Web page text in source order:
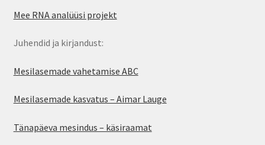
Mee RNA analüüsi projekt
Juhendid ja kirjandust:
Mesilasemade vahetamise ABC
Mesilasemade kasvatus – Aimar Lauge
Tänapäeva mesindus – käsiraamat